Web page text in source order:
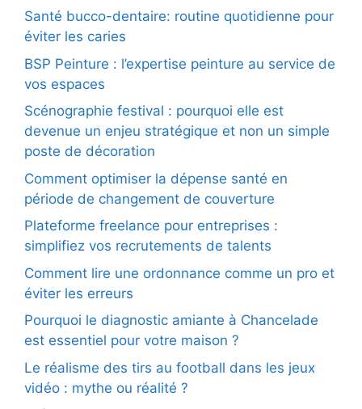
Santé bucco-dentaire: routine quotidienne pour
éviter les caries
BSP Peinture : l’expertise peinture au service de
vos espaces
Scénographie festival : pourquoi elle est
devenue un enjeu stratégique et non un simple
poste de décoration
Comment optimiser la dépense santé en
période de changement de couverture
Plateforme freelance pour entreprises :
simplifiez vos recrutements de talents
Comment lire une ordonnance comme un pro et
éviter les erreurs
Pourquoi le diagnostic amiante à Chancelade
est essentiel pour votre maison ?
Le réalisme des tirs au football dans les jeux
vidéo : mythe ou réalité ?